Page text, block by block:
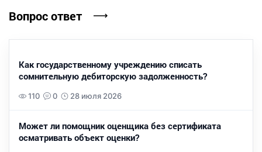
Вопрос ответ
Как государственному учреждению списать
сомнительную дебиторскую задолженность?
110 0 28 июля 2026
Может ли помощник оценщика без сертификата
осматривать объект оценки?